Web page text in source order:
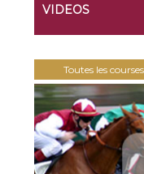
VIDEOS
Toutes les